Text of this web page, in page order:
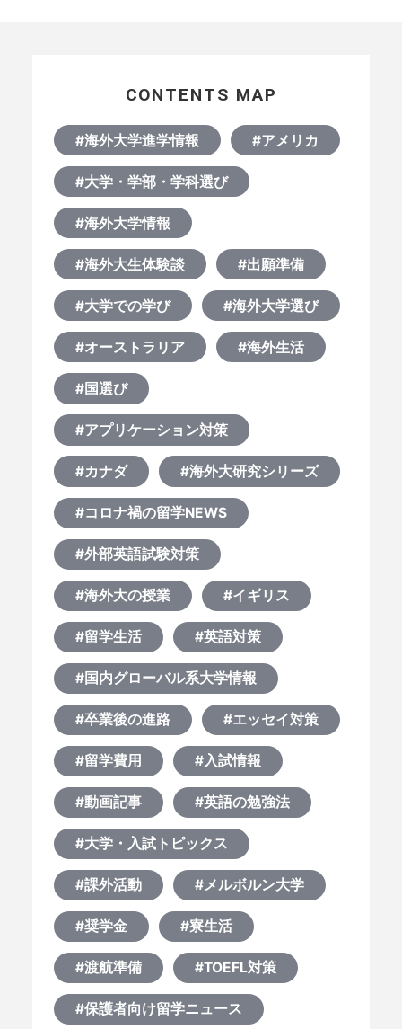
CONTENTS MAP
#海外大学進学情報 #アメリカ
#大学・学部・学科選び
#海外大学情報
#海外大生体験談 #出願準備
#大学での学び #海外大学選び
#オーストラリア #海外生活
#国選び
#アプリケーション対策
#カナダ #海外大研究シリーズ
#コロナ禍の留学NEWS
#外部英語試験対策
#海外大の授業 #イギリス
#留学生活 #英語対策
#国内グローバル系大学情報
#卒業後の進路 #エッセイ対策
#留学費用 #入試情報
#動画記事 #英語の勉強法
#大学・入試トピックス
#課外活動 #メルボルン大学
#奨学金 #寮生活
#渡航準備 #TOEFL対策
#保護者向け留学ニュース